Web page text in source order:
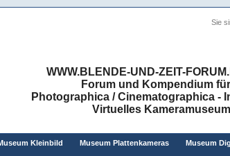
Sie
WWW.BLENDE-UND-ZEIT-
Forum und Kompendium
Photographica / Cinematographica -
Virtuelles Kameramuseum
Kleinbild Museum Plattenkameras Museum